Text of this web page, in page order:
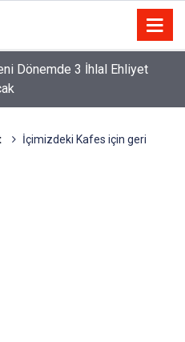
Dönemde 3 İhlal Ehliyet
İçimizdeki Kafes için geri